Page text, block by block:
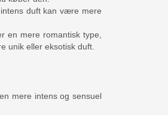
duft kan være mere
en mere romantisk type,
unik eller eksotisk duft.
mere intens og sensuel